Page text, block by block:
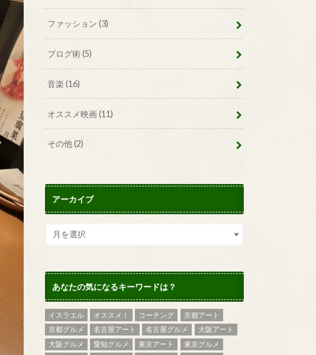
ファッション(3)
ブログ術(5)
音楽(16)
オススメ映画(11)
その他(2)
アーカイブ
あなたの気になるキーワードは？
イスラエル オススメ！ コーチング
京都アート
京都グルメ
名古屋アート 名古屋グルメ
大阪アート
大阪グルメ
愛知グルメ 東京アート
東京グルメ